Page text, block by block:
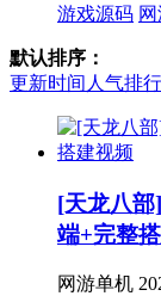
游戏源码
默认排序：
更新时间 人气排行
[天龙八
端+完整
网游单机